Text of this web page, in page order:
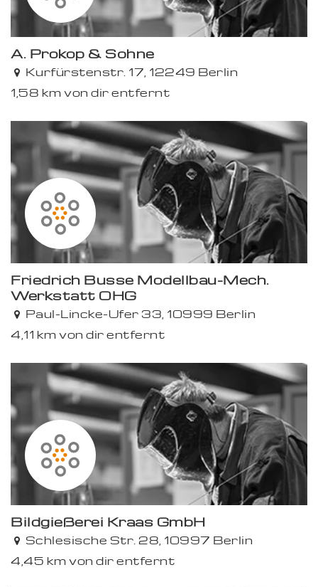
A. Prokop & Söhne
Kurfürstenstr. 17, 12249 Berlin
1,58 km von dir entfernt
Friedrich Busse Modellbau-Mech.
Werkstatt OHG
Paul-Lincke-Ufer 33, 10999 Berlin
4,11 km von dir entfernt
Bildgießerei Kraas GmbH
Schlesische Str. 28, 10997 Berlin
4,45 km von dir entfernt